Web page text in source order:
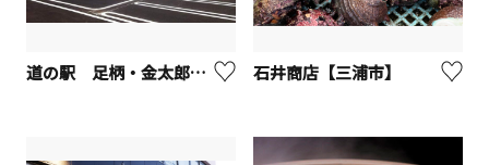
道の駅 足柄・金太郎のふるさと 石井商店【三浦市】